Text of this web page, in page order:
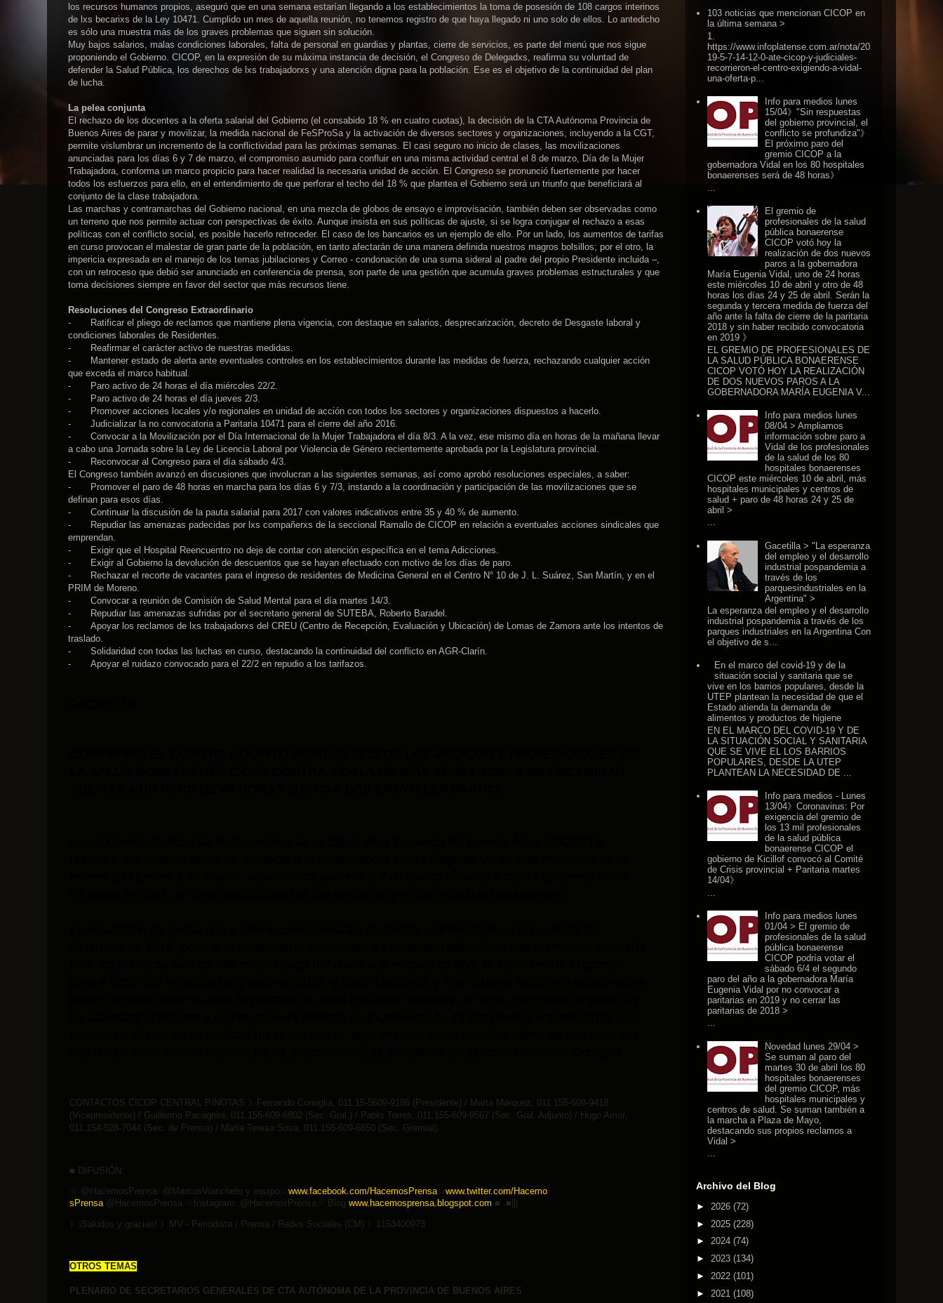
los recursos humanos propios, aseguró que en una semana estarían llegando a los establecimientos la toma de posesión de 108 cargos interinos
de lxs becarixs de la Ley 10471. Cumplido un mes de aquella reunión, no tenemos registro de que haya llegado ni uno solo de ellos. Lo antedicho
es sólo una muestra más de los graves problemas que siguen sin solución.
Muy bajos salarios, malas condiciones laborales, falta de personal en guardias y plantas, cierre de servicios, es parte del menú que nos sigue
proponiendo el Gobierno. CICOP, en la expresión de su máxima instancia de decisión, el Congreso de Delegadxs, reafirma su voluntad de
defender la Salud Pública, los derechos de lxs trabajadorxs y una atención digna para la población. Ese es el objetivo de la continuidad del plan
de lucha.
La pelea conjunta
El rechazo de los docentes a la oferta salarial del Gobierno (el consabido 18 % en cuatro cuotas), la decisión de la CTA Autónoma Provincia de
Buenos Aires de parar y movilizar, la medida nacional de FeSProSa y la activación de diversos sectores y organizaciones, incluyendo a la CGT,
permite vislumbrar un incremento de la conflictividad para las próximas semanas. El casi seguro no inicio de clases, las movilizaciones
anunciadas para los días 6 y 7 de marzo, el compromiso asumido para confluir en una misma actividad central el 8 de marzo, Día de la Mujer
Trabajadora, conforma un marco propicio para hacer realidad la necesaria unidad de acción. El Congreso se pronunció fuertemente por hacer
todos los esfuerzos para ello, en el entendimiento de que perforar el techo del 18 % que plantea el Gobierno será un triunfo que beneficiará al
conjunto de la clase trabajadora.
Las marchas y contramarchas del Gobierno nacional, en una mezcla de globos de ensayo e improvisación, también deben ser observadas como
un terreno que nos permite actuar con perspectivas de éxito. Aunque insista en sus políticas de ajuste, si se logra conjugar el rechazo a esas
políticas con el conflicto social, es posible hacerlo retroceder. El caso de los bancarios es un ejemplo de ello. Por un lado, los aumentos de tarifas
en curso provocan el malestar de gran parte de la población, en tanto afectarán de una manera definida nuestros magros bolsillos; por el otro, la
impericia expresada en el manejo de los temas jubilaciones y Correo - condonación de una suma sideral al padre del propio Presidente incluida –,
con un retroceso que debió ser anunciado en conferencia de prensa, son parte de una gestión que acumula graves problemas estructurales y que
toma decisiones siempre en favor del sector que más recursos tiene.
Resoluciones del Congreso Extraordinario
-
Ratificar el pliego de reclamos que mantiene plena vigencia, con destaque en salarios, desprecarización, decreto de Desgaste laboral y
condiciones laborales de Residentes.
-
Reafirmar el carácter activo de nuestras medidas.
-
Mantener estado de alerta ante eventuales controles en los establecimientos durante las medidas de fuerza, rechazando cualquier acción
que exceda el marco habitual.
-
Paro activo de 24 horas el día miércoles 22/2.
-
Paro activo de 24 horas el día jueves 2/3.
-
Promover acciones locales y/o regionales en unidad de acción con todos los sectores y organizaciones dispuestos a hacerlo.
-
Judicializar la no convocatoria a Paritaria 10471 para el cierre del año 2016.
-
Convocar a la Movilización por el Día Internacional de la Mujer Trabajadora el día 8/3. A la vez, ese mismo día en horas de la mañana llevar
a cabo una Jornada sobre la Ley de Licencia Laboral por Violencia de Género recientemente aprobada por la Legislatura provincial.
-
Reconvocar al Congreso para el día sábado 4/3.
El Congreso también avanzó en discusiones que involucran a las siguientes semanas, así como aprobó resoluciones especiales, a saber:
-
Promover el paro de 48 horas en marcha para los días 6 y 7/3, instando a la coordinación y participación de las movilizaciones que se
definan para esos días.
-
Continuar la discusión de la pauta salarial para 2017 con valores indicativos entre 35 y 40 % de aumento.
-
Repudiar las amenazas padecidas por lxs compañerxs de la seccional Ramallo de CICOP en relación a eventuales acciones sindicales que
emprendan.
-
Exigir que el Hospital Reencuentro no deje de contar con atención específica en el tema Adicciones.
-
Exigir al Gobierno la devolución de descuentos que se hayan efectuado con motivo de los días de paro.
-
Rechazar el recorte de vacantes para el ingreso de residentes de Medicina General en el Centro N° 10 de J. L. Suárez, San Martín, y en el
PRIM de Moreno.
-
Convocar a reunión de Comisión de Salud Mental para el día martes 14/3.
-
Repudiar las amenazas sufridas por el secretario general de SUTEBA, Roberto Baradel.
-
Apoyar los reclamos de lxs trabajadorxs del CREU (Centro de Recepción, Evaluación y Ubicación) de Lomas de Zamora ante los intentos de
traslado.
-
Solidaridad con todas las luchas en curso, destacando la continuidad del conflicto en AGR-Clarín.
-
Apoyar el ruidazo convocado para el 22/2 en repudio a los tarifazos.
CONTACTOS CICOP CENTRAL P/NOTAS
Fernando Corsiglia, 011.15-5609-9186 (Presidente) / Marta Márquez, 011.155-609-9418
(Vicepresidente) / Guillermo Pacagnini, 011.155-609-6802 (Sec. Gral.) / Pablo Torres, 011.155-609-9567 (Sec. Gral. Adjunto) / Hugo Amor,
011.154-528-7044 (Sec. de Prensa) / María Teresa Sosa, 011.155-609-6850 (Sec. Gremial).
■ DIFUSIÓN:
@HacemosPrensa: @MarcosViancheto y equipo www.facebook.com/HacemosPrensa☆ www.twitter.com/Hacemo
sPrensa@HacemosPrensa Instagram: @HacemosPrensa Blog:www.hacemosprensa.blogspot.com ■ ■|||
¡Saludos y gracias! MV - Periodista / Prensa / Redes Sociales (CM) 1153400973
OTROS TEMAS
PLENARIO DE SECRETARIOS GENERALES DE CTA AUTÓNOMA DE LA PROVINCIA DE BUENOS AIRES
103 noticias que mencionan CICOP en
la última semana >
1.
https://www.infoplatense.com.ar/nota/20
19-5-7-14-12-0-ate-cicop-y-judiciales-
recorrieron-el-centro-exigiendo-a-vidal-
una-oferta-p...
Info para medios lunes
15/04》"Sin respuestas
del gobierno provincial, el
conflicto se profundiza"》
El próximo paro del
gremio CICOP a la
gobernadora Vidal en los 80 hospitales
bonaerenses será de 48 horas》
El gremio de
profesionales de la salud
pública bonaerense
CICOP votó hoy la
realización de dos nuevos
paros a la gobernadora
María Eugenia Vidal, uno de 24 horas
este miércoles 10 de abril y otro de 48
horas los días 24 y 25 de abril. Serán la
segunda y tercera medida de fuerza del
año ante la falta de cierre de la paritaria
2018 y sin haber recibido convocatoria
en 2019 》
EL GREMIO DE PROFESIONALES DE
LA SALUD PÚBLICA BONAERENSE
CICOP VOTÓ HOY LA REALIZACIÓN
DE DOS NUEVOS PAROS A LA
GOBERNADORA MARÍA EUGENIA V...
Info para medios lunes
08/04 > Ampliamos
información sobre paro a
Vidal de los profesionales
de la salud de los 80
hospitales bonaerenses
CICOP este miércoles 10 de abril, más
hospitales municipales y centros de
salud + paro de 48 horas 24 y 25 de
abril >
...
Gacetilla > "La esperanza
del empleo y el desarrollo
industrial pospandemia a
través de los
parquesindustriales en la
Argentina" >
La esperanza del empleo y el desarrollo
industrial pospandemia a través de los
parques industriales en la Argentina Con
el objetivo de s...
En el marco del covid-19 y de la
situación social y sanitaria que se
vive en los barrios populares, desde la
UTEP plantean la necesidad de que el
Estado atienda la demanda de
alimentos y productos de higiene
EN EL MARCO DEL COVID-19 Y DE
LA SITUACIÓN SOCIAL Y SANITARIA
QUE SE VIVE EL LOS BARRIOS
POPULARES, DESDE LA UTEP
PLANTEAN LA NECESIDAD DE ...
Info para medios - Lunes
13/04》Coronavirus: Por
exigencia del gremio de
los 13 mil profesionales
de la salud pública
bonaerense CICOP el
gobierno de Kicillof convocó al Comité
de Crisis provincial + Paritaria martes
14/04》
Info para medios lunes
01/04 > El gremio de
profesionales de la salud
pública bonaerense
CICOP podría votar el
sábado 6/4 el segundo
paro del año a la gobernadora María
Eugenia Vidal por no convocar a
paritarias en 2019 y no cerrar las
paritarias de 2018 >
...
Novedad lunes 29/04 >
Se suman al paro del
martes 30 de abril los 80
hospitales bonaerenses
del gremio CICOP, más
hospitales municipales y
centros de salud. Se suman también a
la marcha a Plaza de Mayo,
destacando sus propios reclamos a
Vidal >
...
Archivo del Blog
► 2026 (72)
► 2025 (228)
► 2024 (74)
► 2023 (134)
► 2022 (101)
► 2021 (108)